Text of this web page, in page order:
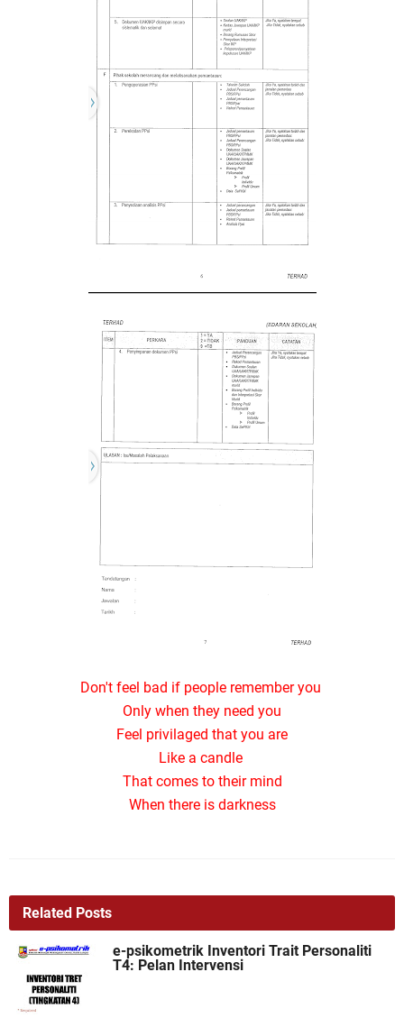
Don't feel bad if people remember you
Only when they need you
Feel privilaged that you are
Like a candle
That comes to their mind
When there is darkness
Related Posts
e-psikometrik Inventori Trait Personaliti
T4: Pelan Intervensi